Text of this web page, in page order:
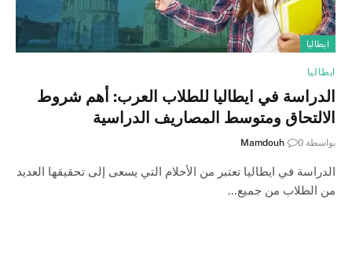
ايطاليا
ايطاليا
الدراسة في ايطاليا للطلاب العرب: أهم شروط
الالتحاق ومتوسط المصاريف الدراسية
بواسطة Mamdouh 0
الدراسة في ايطاليا تعتبر من الأحلام التي يسعى إلى تحقيقها العديد
من الطلاب من جميع…